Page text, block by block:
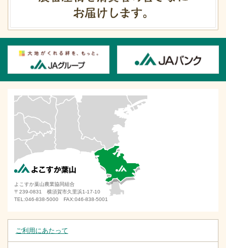
よこすか葉山農業協同組合
〒239-0831 横須賀市久里浜1-17-10
TEL:046-838-5000 FAX:046-838-5001
ご利用にあたって